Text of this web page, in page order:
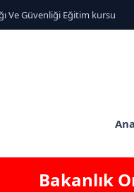
Ve Güvenliği Eğitim kursu
Bakanlık